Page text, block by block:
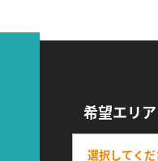
希望エリア